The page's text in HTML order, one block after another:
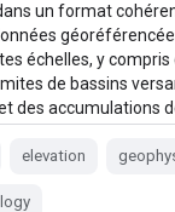
un format
échelles, y compris
de bassins
des accumulations
elevation